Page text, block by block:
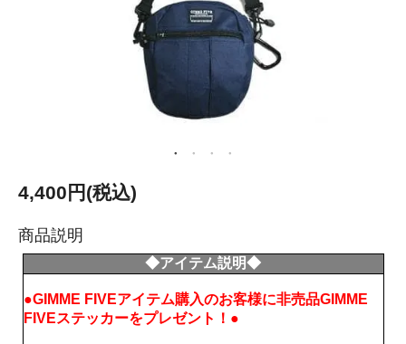
4,400円(税込)
商品説明
◆アイテム説明◆
●GIMME FIVEアイテム購入のお客様に非売品GIMME
FIVEステッカーをプレゼント！●